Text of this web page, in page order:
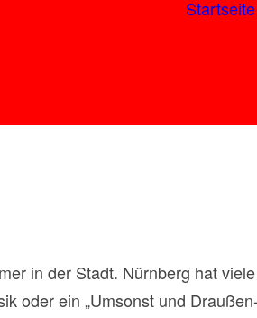
Startseite
in der Stadt. Nürnberg hat
oder ein „Umsonst und